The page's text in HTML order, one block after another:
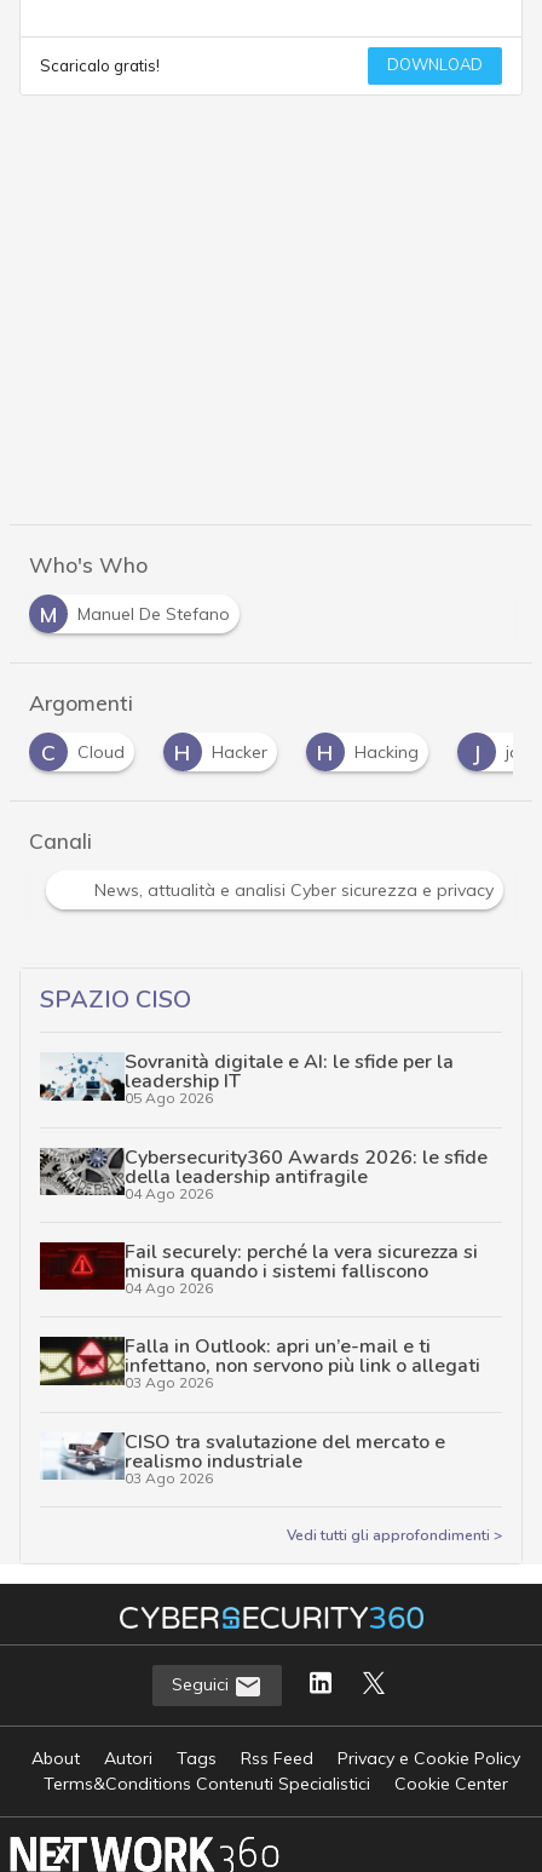
Scaricalo gratis! DOWNLOAD
Who's Who
M
Manuel De Stefano
Argomenti
H
Hacker H Hacking J javascript M
Canali
Attacchi hacker e Malware: le ultime news in tempo
SPAZIO CISO
Sovranità digitale e AI: le sfide per la
leadership IT
05 Ago 2026
Cybersecurity360 Awards 2026: le sfide
della leadership antifragile
04 Ago 2026
Fail securely: perché la vera sicurezza si
misura quando i sistemi falliscono
04 Ago 2026
Falla in Outlook: apri un’e-mail e ti
infettano, non servono più link o allegati
03 Ago 2026
CISO tra svalutazione del mercato e
realismo industriale
03 Ago 2026
Vedi tutti gli approfondimenti >
Seguici
About Autori Tags Rss Feed
Privacy e Cookie Policy
Terms&Conditions Contenuti Specialistici
Cookie Center